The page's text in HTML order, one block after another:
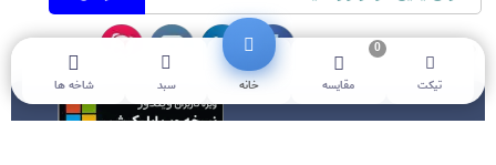
همراه ما باشید!
تیکت مقایسه
0
خانه سبد شاخه ها